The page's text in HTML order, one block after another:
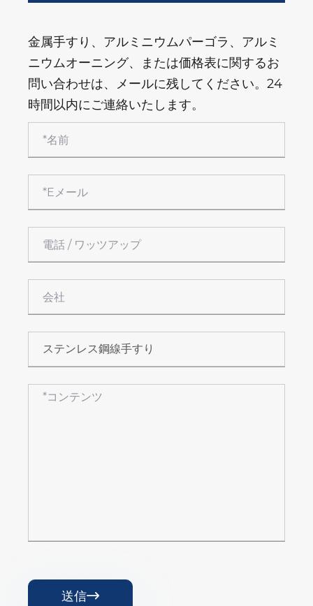
金属手すり、アルミニウムパーゴラ、アルミ
ニウムオーニング、または価格表に関するお
問い合わせは、メールに残してください。24
時間以内にご連絡いたします。
送信